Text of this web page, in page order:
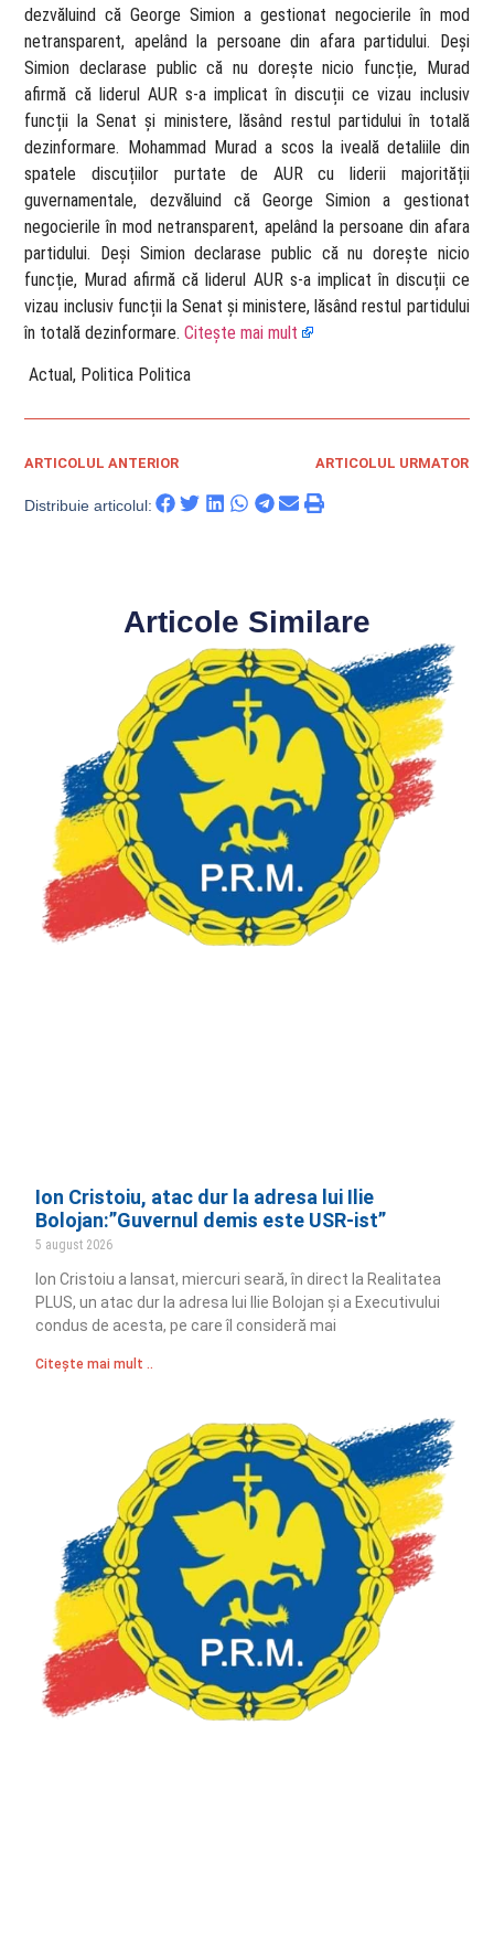
dezvăluind că George Simion a gestionat negocierile în mod
netransparent, apelând la persoane din afara partidului. Deși
Simion declarase public că nu dorește nicio funcție, Murad
afirmă că liderul AUR s-a implicat în discuții ce vizau inclusiv
funcții la Senat și ministere, lăsând restul partidului în totală
dezinformare. Mohammad Murad a scos la iveală detaliile din
spatele discuțiilor purtate de AUR cu liderii majorității
guvernamentale, dezvăluind că George Simion a gestionat
negocierile în mod netransparent, apelând la persoane din afara
partidului. Deși Simion declarase public că nu dorește nicio
funcție, Murad afirmă că liderul AUR s-a implicat în discuții ce
vizau inclusiv funcții la Senat și ministere, lăsând restul partidului
în totală dezinformare.Citește mai mult
​ Actual, Politica Politica
ARTICOLUL ANTERIOR ARTICOLUL URMATOR
Distribuie articolul:
Articole Similare
Ion Cristoiu, atac dur la adresa lui Ilie
Bolojan:”Guvernul demis este USR-ist”
5 august 2026
Ion Cristoiu a lansat, miercuri seară, în direct la Realitatea
PLUS, un atac dur la adresa lui Ilie Bolojan și a Executivului
condus de acesta, pe care îl consideră mai
Citește mai mult ..